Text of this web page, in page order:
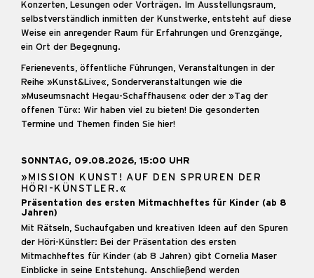
Konzerten, Lesungen oder Vorträgen. Im Ausstellungsraum,
selbstverständlich inmitten der Kunstwerke, entsteht auf diese
Weise ein anregender Raum für Erfahrungen und Grenzgänge,
ein Ort der Begegnung.
Ferienevents, öffentliche Führungen, Veranstaltungen in der
Reihe »Kunst&Live«, Sonderveranstaltungen wie die
»Museumsnacht Hegau-Schaffhausen« oder der »Tag der
offenen Tür«: Wir haben viel zu bieten! Die gesonderten
Termine und Themen finden Sie hier!
SONNTAG, 09.08.2026, 15:00 UHR
»MISSION KUNST! AUF DEN SPRUREN DER
HÖRI-KÜNSTLER.«
Präsentation des ersten Mitmachheftes für Kinder (ab 8
Jahren)
Mit Rätseln, Suchaufgaben und kreativen Ideen auf den Spuren
der Höri-Künstler: Bei der Präsentation des ersten
Mitmachheftes für Kinder (ab 8 Jahren) gibt Cornelia Maser
Einblicke in seine Entstehung. Anschließend werden